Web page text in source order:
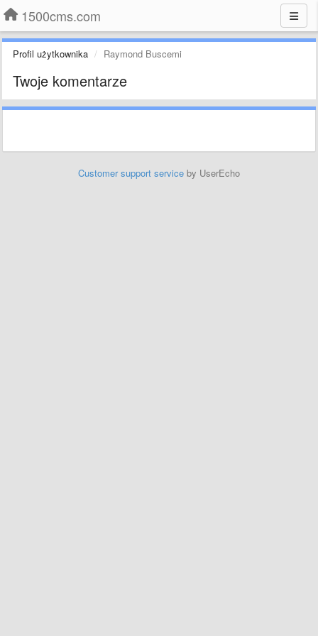
1500cms.com
Profil użytkownika Raymond Buscemi
Twoje komentarze
Customer support service by UserEcho